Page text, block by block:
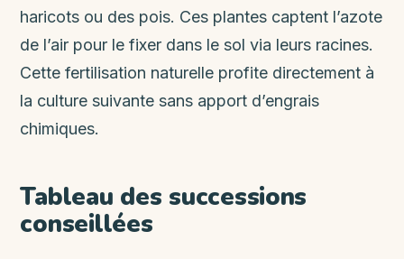
haricots ou des pois. Ces plantes captent l’azote
de l’air pour le fixer dans le sol via leurs racines.
Cette fertilisation naturelle profite directement à
la culture suivante sans apport d’engrais
chimiques.
Tableau des successions
conseillées